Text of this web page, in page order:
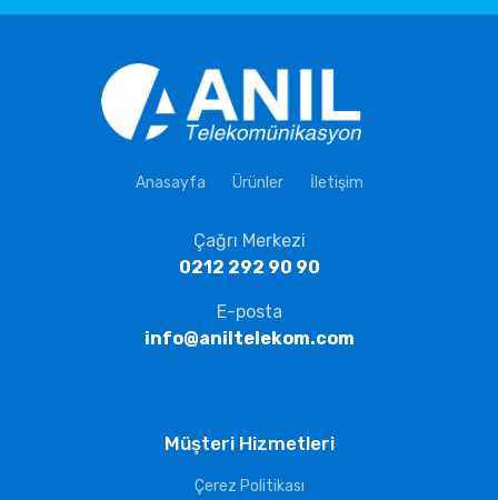
Anasayfa Ürünler İletişim
Çağrı Merkezi
0212 292 90 90
E-posta
info@aniltelekom.com
Müşteri Hizmetleri
Çerez Politikası